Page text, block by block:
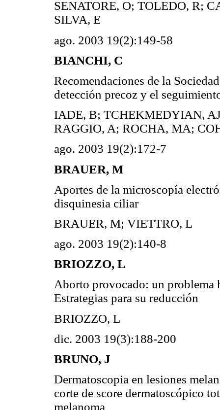
SENATORE, O; TOLEDO, R;
SILVA, E
ago. 2003 19(2):149-58
BIANCHI, C
Recomendaciones de la
detección precoz y el
IADE, B; TCHEKMEDYIAN,
RAGGIO, A; ROCHA, MA;
ago. 2003 19(2):172-7
BRAUER, M
Aportes de la microscopía
disquinesia ciliar
BRAUER, M; VIETTRO, L
ago. 2003 19(2):140-8
BRIOZZO, L
Aborto provocado: un problema
Estrategias para su reducción
BRIOZZO, L
dic. 2003 19(3):188-200
BRUNO, J
Dermatoscopia en lesiones
corte de score dermatoscópico
melanoma